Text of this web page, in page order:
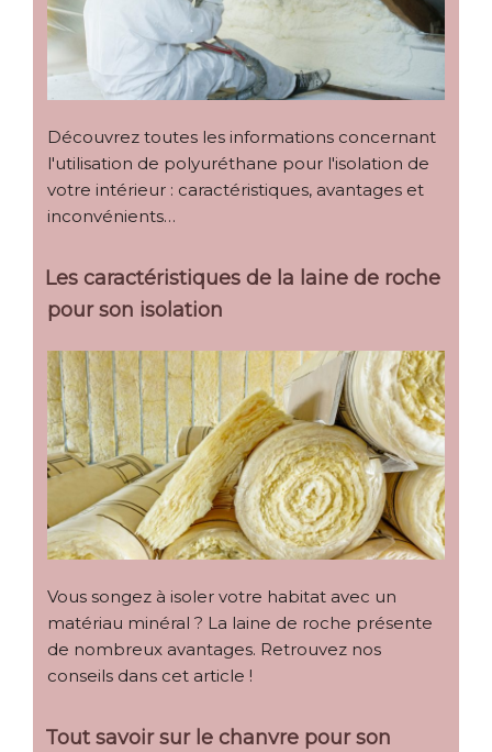
Découvrez toutes les informations concernant
l'utilisation de polyuréthane pour l'isolation de
votre intérieur : caractéristiques, avantages et
inconvénients…
Les caractéristiques de la laine de roche
pour son isolation
Vous songez à isoler votre habitat avec un
matériau minéral ? La laine de roche présente
de nombreux avantages. Retrouvez nos
conseils dans cet article !
Tout savoir sur le chanvre pour son